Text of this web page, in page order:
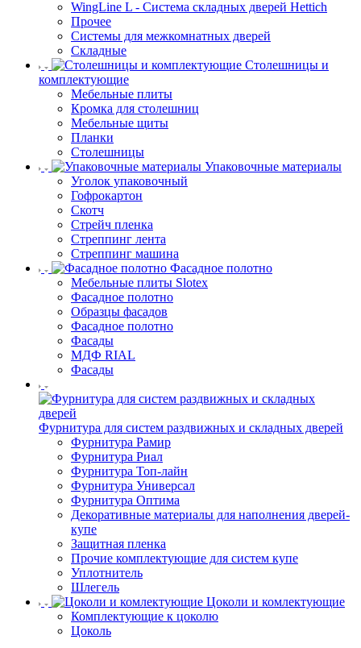
WingLine L - Система складных дверей Hettich
Прочее
Системы для межкомнатных дверей
Складные
Столешницы и
комплектующие
Мебельные плиты
Кромка для столешниц
Мебельные щиты
Планки
Столешницы
Упаковочные материалы
Уголок упаковочный
Гофрокартон
Скотч
Стрейч пленка
Стреппинг лента
Стреппинг машина
Фасадное полотно
Мебельные плиты Slotex
Фасадное полотно
Образцы фасадов
Фасадное полотно
Фасады
МДФ RIAL
Фасады
Фурнитура для систем раздвижных и складных дверей
Фурнитура Рамир
Фурнитура Риал
Фурнитура Топ-лайн
Фурнитура Универсал
Фурнитура Оптима
Декоративные материалы для наполнения дверей-
купе
Защитная пленка
Прочие комплектующие для систем купе
Уплотнитель
Шлегель
Цоколи и комлектующие
Комплектующие к цоколю
Цоколь